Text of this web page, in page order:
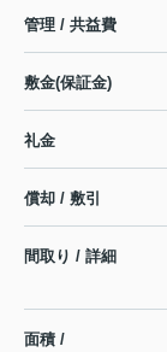
管理 / 共益費
敷金(保証金)
礼金
償却 / 敷引
間取り / 詳細
面積 /